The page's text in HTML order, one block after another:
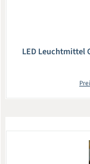
LED Leuchtmittel